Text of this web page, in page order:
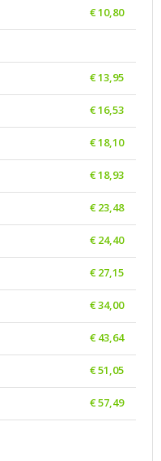
€ 10,80
€ 13,95
€ 16,53
€ 18,10
€ 18,93
€ 23,48
€ 24,40
€ 27,15
€ 34,00
€ 43,64
€ 51,05
€ 57,49